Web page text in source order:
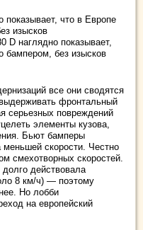
показывает, что в Европе
изысков
D наглядно показывает,
бампером, без изысков
все они сводятся
фронтальный
серьезных повреждений
элементы кузова,
Бьют бамперы
скорости. Честно
смехотворных скоростей.
действовала
8 км/ч) — поэтому
Но лобби
на европейский